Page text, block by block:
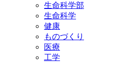
生命科学部
生命科学
健康
ものづくり
医療
工学